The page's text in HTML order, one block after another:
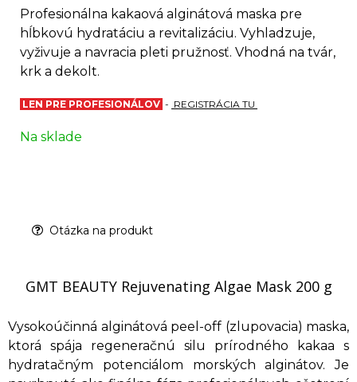
Profesionálna kakaová alginátová maska pre
hĺbkovú hydratáciu a revitalizáciu. Vyhladzuje,
vyživuje a navracia pleti pružnosť. Vhodná na tvár,
krk a dekolt.
LEN PRE PROFESIONÁLOV - REGISTRÁCIA TU
Na sklade
Otázka na produkt
GMT BEAUTY Rejuvenating Algae Mask 200 g
Vysokoúčinná alginátová peel-off (zlupovacia) maska,
ktorá spája regeneračnú silu prírodného kakaa s
hydratačným potenciálom morských alginátov. Je